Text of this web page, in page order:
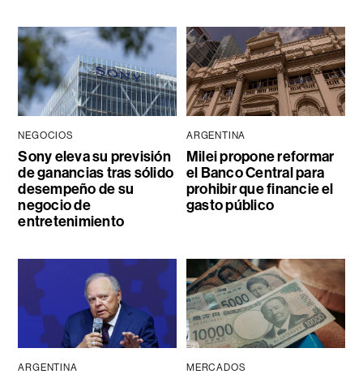
NEGOCIOS
Sony eleva su previsión
de ganancias tras sólido
desempeño de su
negocio de
entretenimiento
ARGENTINA
Milei propone reformar
el Banco Central para
prohibir que financie el
gasto público
ARGENTINA MERCADOS